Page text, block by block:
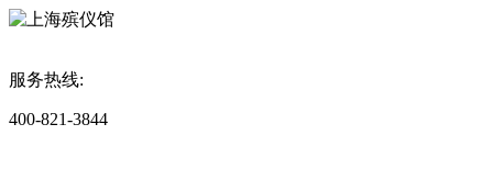
服务热线:
400-821-3844